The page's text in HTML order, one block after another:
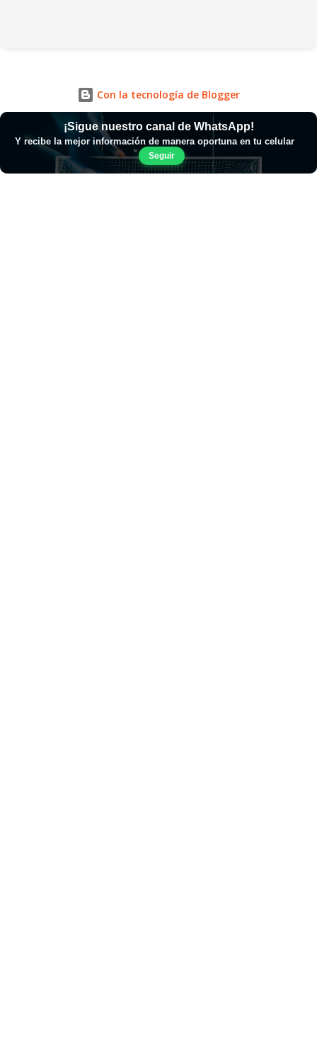
Con la tecnología de Blogger
¡Sigue nuestro canal de WhatsApp!
Y recibe la mejor información de manera oportuna en tu celular
Seguir